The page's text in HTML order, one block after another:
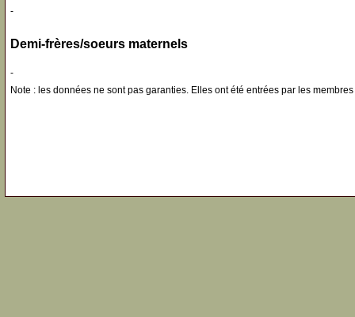
-
Demi-frères/soeurs maternels
-
Note : les données ne sont pas garanties. Elles ont été entrées par les